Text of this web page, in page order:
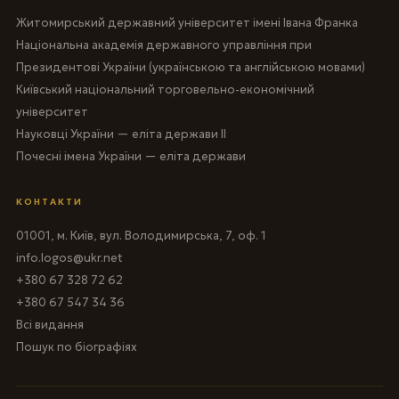
Житомирський державний університет імені Івана Франка
Національна академія державного управління при
Президентові України (українською та англійською мовами)
Київський національний торговельно-економічний
університет
Науковці України — еліта держави II
Почесні імена України — еліта держави
КОНТАКТИ
01001, м. Київ, вул. Володимирська, 7, оф. 1
info.logos@ukr.net
+380 67 328 72 62
+380 67 547 34 36
Всі видання
Пошук по біографіях